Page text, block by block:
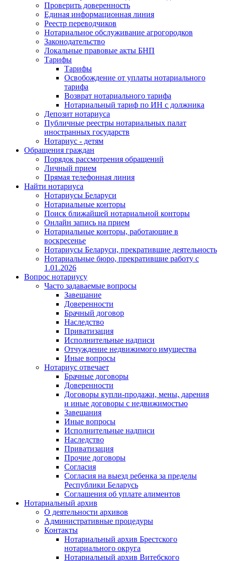
Проверить доверенность
Единая информационная линия
Реестр переводчиков
Нотариальное обслуживание агрогородков
Законодательство
Локальные правовые акты БНП
Тарифы
Тарифы
Освобождение от уплаты нотариального
тарифа
Возврат нотариального тарифа
Нотариальный тариф по ИН с должника
Депозит нотариуса
Публичные реестры нотариальных палат
иностранных государств
Нотариус - детям
Обращения граждан
Порядок рассмотрения обращений
Личный прием
Прямая телефонная линия
Найти нотариуса
Нотариусы Беларуси
Нотариальные конторы
Поиск ближайшей нотариальной конторы
Онлайн запись на прием
Нотариальные конторы, работающие в
воскресенье
Нотариусы Беларуси, прекратившие деятельность
Нотариальные бюро, прекратившие работу с
1.01.2026
Вопрос нотариусу
Часто задаваемые вопросы
Завещание
Доверенности
Брачный договор
Наследство
Приватизация
Исполнительные надписи
Отчуждение недвижимого имущества
Иные вопросы
Нотариус отвечает
Брачные договоры
Доверенности
Договоры купли-продажи, мены, дарения
и иные договоры с недвижимостью
Завещания
Иные вопросы
Исполнительные надписи
Наследство
Приватизация
Прочие договоры
Согласия
Согласия на выезд ребенка за пределы
Республики Беларусь
Соглашения об уплате алиментов
Нотариальный архив
О деятельности архивов
Административные процедуры
Контакты
Нотариальный архив Брестского
нотариального округа
Нотариальный архив Витебского